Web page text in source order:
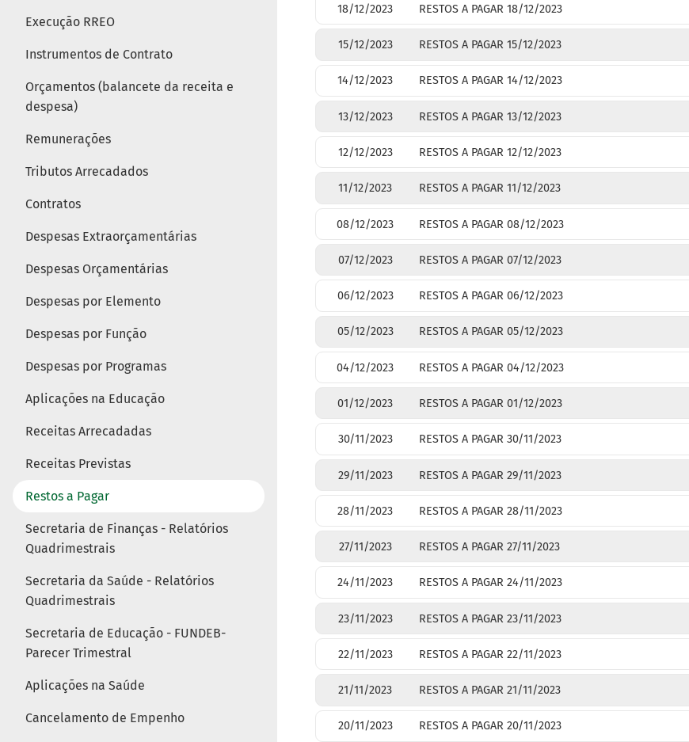
Execução RREO
Instrumentos de Contrato
Orçamentos (balancete da receita e
despesa)
Remunerações
Tributos Arrecadados
Contratos
Despesas Extraorçamentárias
Despesas Orçamentárias
Despesas por Elemento
Despesas por Função
Despesas por Programas
Aplicações na Educação
Receitas Arrecadadas
Receitas Previstas
Restos a Pagar
Secretaria de Finanças - Relatórios
Quadrimestrais
Secretaria da Saúde - Relatórios
Quadrimestrais
Secretaria de Educação - FUNDEB-
Parecer Trimestral
Aplicações na Saúde
Cancelamento de Empenho
18/12/2023 RESTOS A PAGAR 18/12/2023
15/12/2023 RESTOS A PAGAR 15/12/2023
14/12/2023 RESTOS A PAGAR 14/12/2023
13/12/2023 RESTOS A PAGAR 13/12/2023
12/12/2023 RESTOS A PAGAR 12/12/2023
11/12/2023 RESTOS A PAGAR 11/12/2023
08/12/2023 RESTOS A PAGAR 08/12/2023
07/12/2023 RESTOS A PAGAR 07/12/2023
06/12/2023 RESTOS A PAGAR 06/12/2023
05/12/2023 RESTOS A PAGAR 05/12/2023
04/12/2023 RESTOS A PAGAR 04/12/2023
01/12/2023 RESTOS A PAGAR 01/12/2023
30/11/2023 RESTOS A PAGAR 30/11/2023
29/11/2023 RESTOS A PAGAR 29/11/2023
28/11/2023 RESTOS A PAGAR 28/11/2023
27/11/2023 RESTOS A PAGAR 27/11/2023
24/11/2023 RESTOS A PAGAR 24/11/2023
23/11/2023 RESTOS A PAGAR 23/11/2023
22/11/2023 RESTOS A PAGAR 22/11/2023
21/11/2023 RESTOS A PAGAR 21/11/2023
20/11/2023 RESTOS A PAGAR 20/11/2023